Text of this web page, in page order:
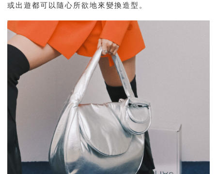
或出遊都可以隨心所欲地來變換造型。